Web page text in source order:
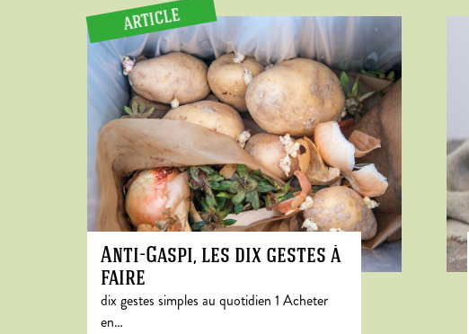
ARTICLE
Anti-Gaspi, les dix gestes à
faire
dix gestes simples au quotidien 1 Acheter
en…